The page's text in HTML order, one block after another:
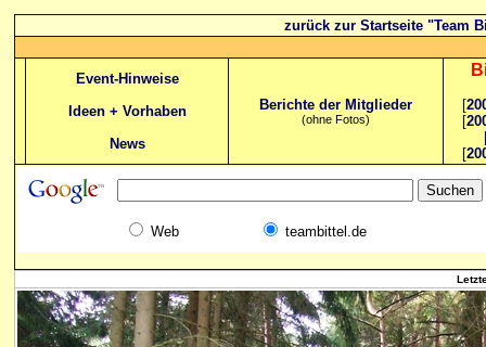
zurück zur Startseite "Team
Event-Hinweise
Ideen + Vorhaben
News
Berichte der Mitglieder
(ohne Fotos)
[
[
[
Web teambittel.de